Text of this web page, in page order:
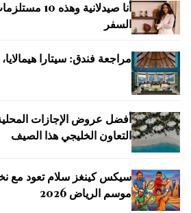
أنا صيدلانية
السفر
مراجعة فندق: سيتارا هيمالايا،
أفضل عروض الإجازات
التعاون الخليجي هذا الصيف
سيكس كينغز سلام تعود مع
موسم الرياض 2026